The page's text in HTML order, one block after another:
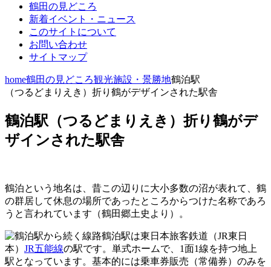
鶴田の見どころ
新着イベント・ニュース
このサイトについて
お問い合わせ
サイトマップ
home鶴田の見どころ観光施設・景勝地鶴泊駅
（つるどまりえき） 折り鶴がデザインされた駅舎
鶴泊駅 （つるどまりえき）折り鶴がデ
ザインされた駅舎
鶴泊という地名は、昔この辺りに大小多数の沼が表れて、鶴
の群居して休息の場所であったところからつけた名称であろ
うと言われています（鶴田郷土史より）。
鶴泊駅は東日本旅客鉄道（JR東日
本） JR五能線の駅です。単式ホームで、1面1線を持つ地上
駅となっています。基本的には乗車券販売（常備券）のみを